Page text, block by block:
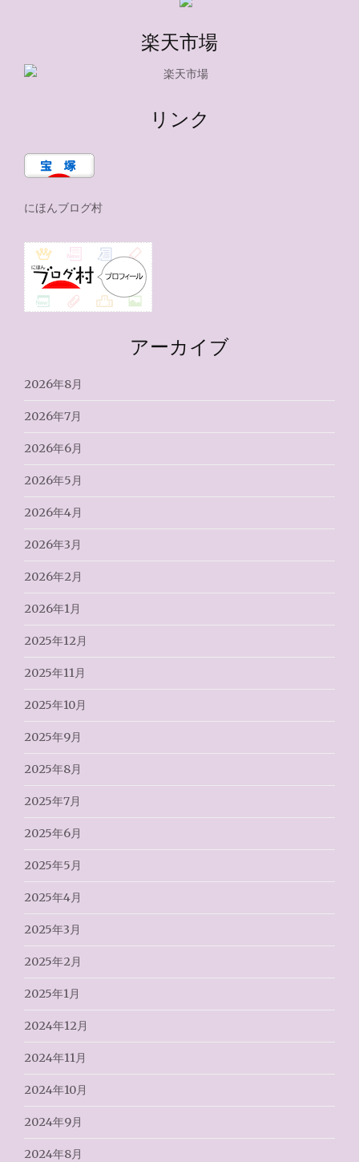
楽天市場
リンク
にほんブログ村
アーカイブ
2026年8月
2026年7月
2026年6月
2026年5月
2026年4月
2026年3月
2026年2月
2026年1月
2025年12月
2025年11月
2025年10月
2025年9月
2025年8月
2025年7月
2025年6月
2025年5月
2025年4月
2025年3月
2025年2月
2025年1月
2024年12月
2024年11月
2024年10月
2024年9月
2024年8月